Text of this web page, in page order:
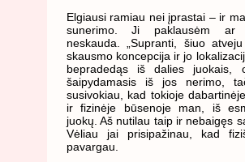
Elgiausi ramiau nei įprastai – ir
sunerimo. Ji paklausėm
neskauda. „Supranti, šiuo
skausmo koncepcija ir jo
bepradedąs iš dalies juokais,
šaipydamasis iš jos nerimo,
susivokiau, kad tokioje
ir fizinėje būsenoje man, iš
juokų. Aš nutilau taip ir nebaigęs
Vėliau jai prisipažinau, kad
pavargau.